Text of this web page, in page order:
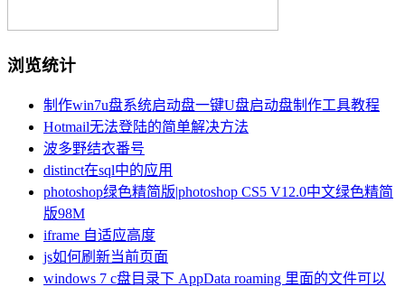
浏览统计
制作win7u盘系统启动盘一键U盘启动盘制作工具教程
Hotmail无法登陆的简单解决方法
波多野结衣番号
distinct在sql中的应用
photoshop绿色精简版|photoshop CS5 V12.0中文绿色精简
版98M
iframe 自适应高度
js如何刷新当前页面
windows 7 c盘目录下 AppData roaming 里面的文件可以